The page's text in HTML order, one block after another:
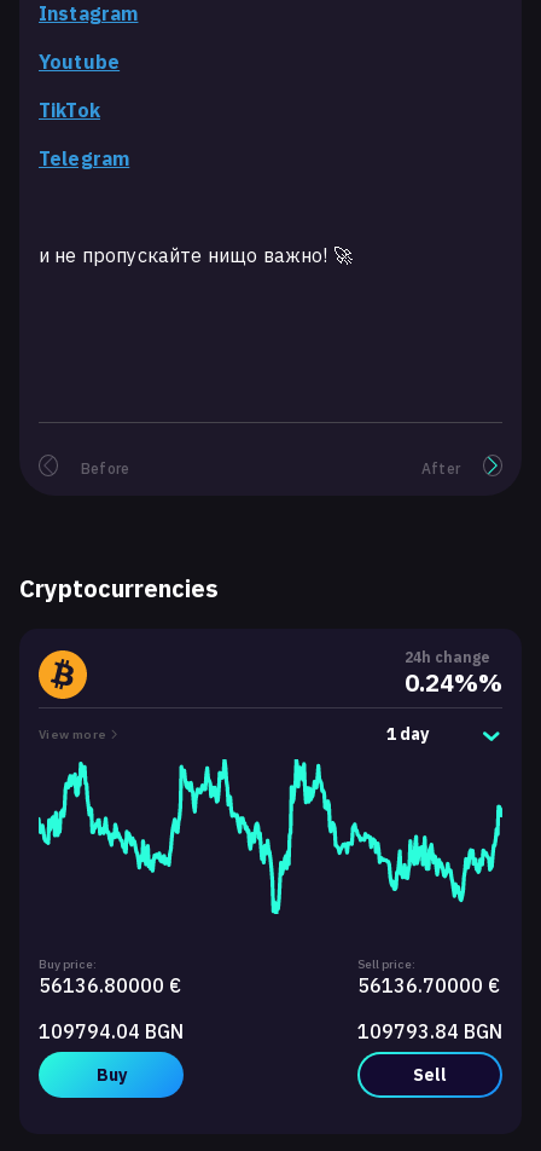
Instagram
Youtube
TikTok
Telegram
и не пропускайте нищо важно! 🚀
Before After
Cryptocurrencies
24h change
0.24%%
View more 1 day
Buy price:
56136.80000 €
109794.04 BGN
Buy
Sell price:
56136.70000 €
109793.84 BGN
Sell